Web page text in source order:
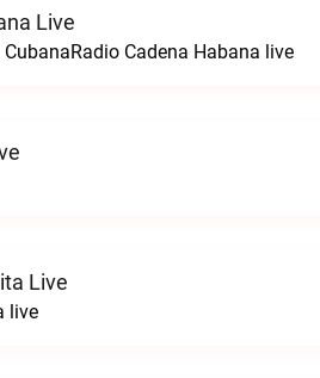
Live
Cadena Habana live
Live
live